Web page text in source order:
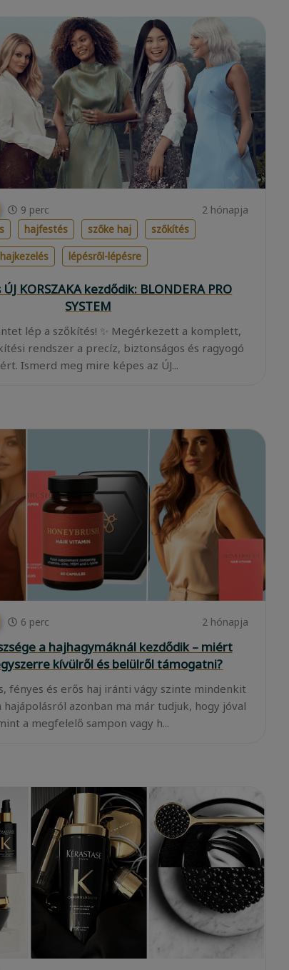
9 perc
2 hónapja
hajfestés szőke haj
szőkítés
hajkezelés lépésről-lépésre
KORSZAKA kezdődik: BLONDERA PRO
SYSTEM
lép a szőkítés! ✨ Megérkezett a komplett,
rendszer a precíz, biztonságos és ragyogó
Ismerd meg mire képes az ÚJ...
6 perc 2 hónapja
a hajhagymáknál kezdődik – miért
kívülről és belülről támogatni?
fényes és erős haj iránti vágy szinte mindenkit
azonban ma már tudjuk, hogy jóval
a megfelelő sampon vagy h...